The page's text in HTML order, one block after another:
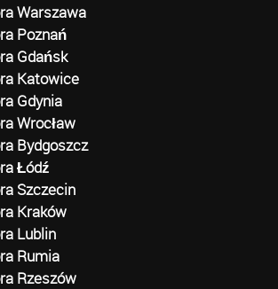
Warszawa
Poznań
Gdańsk
Katowice
Gdynia
Wrocław
Bydgoszcz
Łódź
Szczecin
Kraków
Lublin
Rumia
Rzeszów